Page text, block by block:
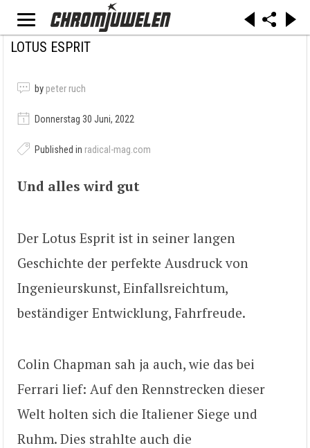
LOTUS ESPRIT
by peter ruch
Donnerstag 30 Juni, 2022
Published in radical-mag.com
Und alles wird gut
Der Lotus Esprit ist in seiner langen
Geschichte der perfekte Ausdruck von
Ingenieurskunst, Einfallsreichtum,
beständiger Entwicklung, Fahrfreude.
Colin Chapman sah ja auch, wie das bei
Ferrari lief: Auf den Rennstrecken dieser
Welt holten sich die Italiener Siege und
Ruhm. Dies strahlte auch die